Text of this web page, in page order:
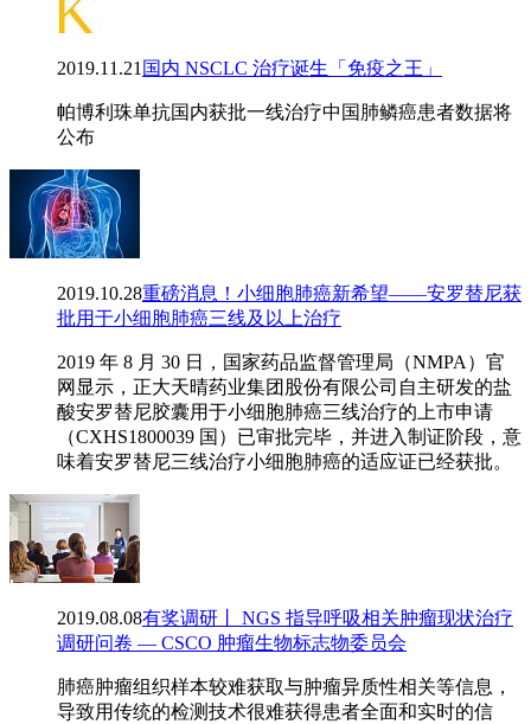
2019.11.21国内 NSCLC 治疗诞生「免疫之王」
帕博利珠单抗国内获批一线治疗中国肺鳞癌患者数据将
公布
2019.10.28重磅消息！小细胞肺癌新希望——安罗替尼获
批用于小细胞肺癌三线及以上治疗
2019 年 8 月 30 日，国家药品监督管理局（NMPA）官
网显示，正大天晴药业集团股份有限公司自主研发的盐
酸安罗替尼胶囊用于小细胞肺癌三线治疗的上市申请
（CXHS1800039 国）已审批完毕，并进入制证阶段，意
味着安罗替尼三线治疗小细胞肺癌的适应证已经获批。
2019.08.08有奖调研丨 NGS 指导呼吸相关肿瘤现状治疗
调研问卷 — CSCO 肿瘤生物标志物委员会
肺癌肿瘤组织样本较难获取与肿瘤异质性相关等信息，
导致用传统的检测技术很难获得患者全面和实时的信